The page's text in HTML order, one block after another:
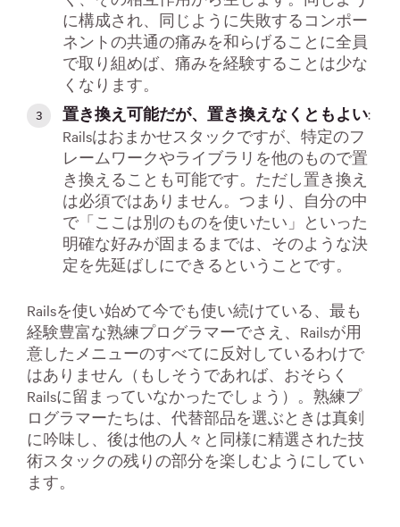
に構成され、同じように失敗するコンポー
ネントの共通の痛みを和らげることに全員
で取り組めば、痛みを経験することは少な
くなります。
置き換え可能だが、置き換えなくともよい:
Railsはおまかせスタックですが、特定のフ
レームワークやライブラリを他のもので置
き換えることも可能です。ただし置き換え
は必須ではありません。つまり、自分の中
で「ここは別のものを使いたい」といった
明確な好みが固まるまでは、そのような決
定を先延ばしにできるということです。
Railsを使い始めて今でも使い続けている、最も
経験豊富な熟練プログラマーでさえ、Railsが用
意したメニューのすべてに反対しているわけで
はありません（もしそうであれば、おそらく
Railsに留まっていなかったでしょう）。熟練プ
ログラマーたちは、代替部品を選ぶときは真剣
に吟味し、後は他の人々と同様に精選された技
術スタックの残りの部分を楽しむようにしてい
ます。